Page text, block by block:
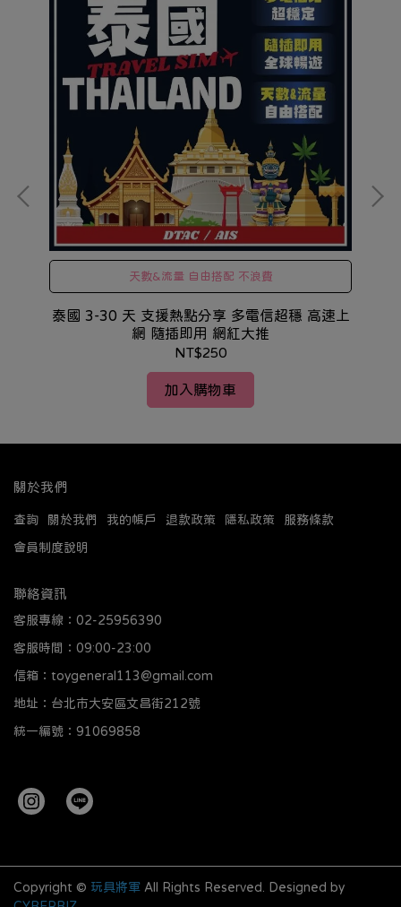
天數&流量 自由搭配 不浪費
泰國 3-30 天 支援熱點分享 多電信超穩 高速上
網 隨插即用 網紅大推
NT$250
加入購物車
關於我們
查詢 關於我們 我的帳戶 退款政策 隱私政策
服務條款
會員制度說明
聯絡資訊
客服專線：02-25956390
客服時間：09:00-23:00
信箱：toygeneral113@gmail.com
地址：台北市大安區文昌街212號
統一編號：91069858
Copyright © 玩具將軍 All Rights Reserved.
Designed by